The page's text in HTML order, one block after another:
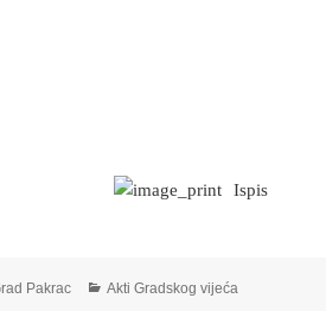
Ispis
Pakrac Kategorije
Akti Gradskog vijeća